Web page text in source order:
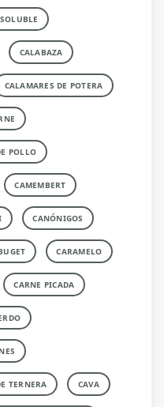
CALABAZA
CALAMARES DE POTERA
POLLO
CAMEMBERT
CANÓNIGOS
CARAMELO
CARNE PICADA
TERNERA CAVA